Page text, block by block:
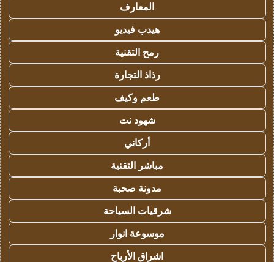
المعارف
هيدب فيديو
رمح التقنية
رذاذ التجارة
طعم وكيف
شهود نت
أركاني
مباشر التقنية
مدونة صحبة
شرقيات السياحة
موسوعة انوار
اشراق الأرباح